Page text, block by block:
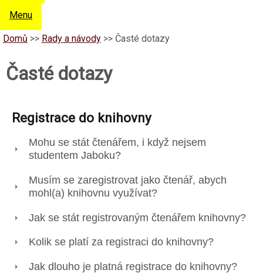
Menu
Domů >> Rady a návody >> Časté dotazy
Časté dotazy
Registrace do knihovny
Mohu se stát čtenářem, i když nejsem
studentem Jaboku?
Musím se zaregistrovat jako čtenář, abych
mohl(a) knihovnu využívat?
Jak se stát registrovaným čtenářem knihovny?
Kolik se platí za registraci do knihovny?
Jak dlouho je platná registrace do knihovny?